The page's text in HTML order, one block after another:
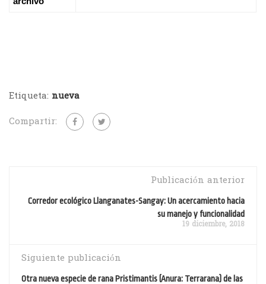
Etiqueta: nueva
Compartir:
Publicación anterior
Corredor ecológico Llanganates-Sangay: Un acercamiento hacia
su manejo y funcionalidad
19 diciembre, 2018
Siguiente publicación
Otra nueva especie de rana Pristimantis (Anura: Terrarana) de las